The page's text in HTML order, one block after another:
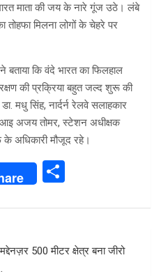
माता की जय के नारे गूंज उठे। लंबे
तोहफा मिलना लोगों के चेहरे पर
बताया कि वंदे भारत का फिलहाल
की प्रक्रिया बहुत जल्द शुरू की
मधु सिंह, नार्दर्न रेलवे सलाहकार
अजय तोमर, स्टेशन अधीक्षक
अधिकारी मौजूद रहे।
ar
e
500 मीटर क्षेत्र बना जीरो